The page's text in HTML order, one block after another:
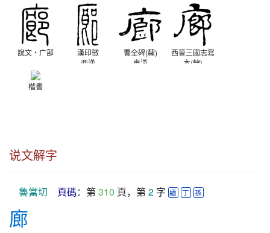
說文‧广部
漢印徵
西漢
曹全碑(隸)
東漢
西晉三國志寫
本(隸)
楷書
说文解字
魯當切 頁碼：第 310 頁，第 2 字 續 丁 孫
廊